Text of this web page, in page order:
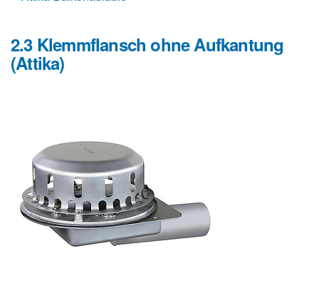
2.3 Klemmflansch ohne Aufkantung
(Attika)